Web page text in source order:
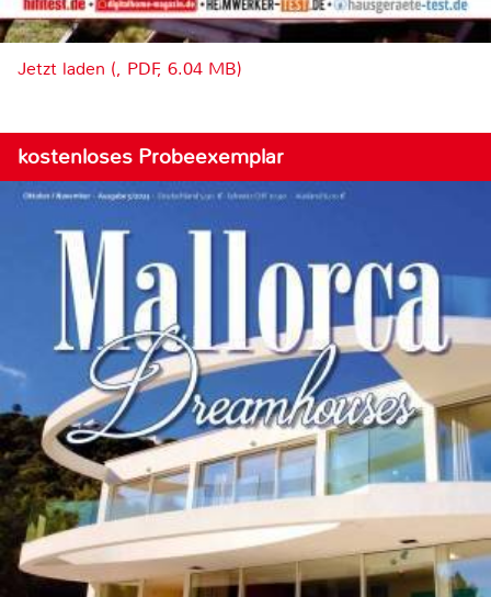
Jetzt laden (, PDF, 6.04 MB)
kostenloses Probeexemplar